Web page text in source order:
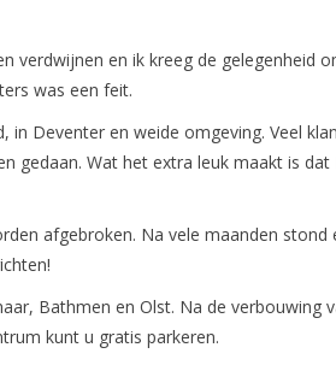
verdwijnen en ik kreeg de gelegenheid
was een feit.
Deventer en weide omgeving. Veel
gedaan. Wat het extra leuk maakt is dat
afgebroken. Na vele maanden stond
Bathmen en Olst. Na de verbouwing
kunt u gratis parkeren.